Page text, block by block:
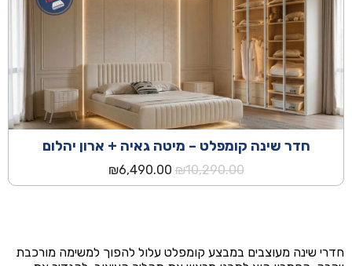
חדר שינה קומפלט – מיטה גאיה + ארון יהלום
₪10,290.00
המחיר
המקורי
₪6,490.00
הנוכחי
חדרי שינה מעוצבים במבצע קומפלט עלול להפוך למשימה מורכבת